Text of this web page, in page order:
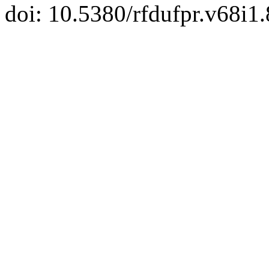
doi: 10.5380/